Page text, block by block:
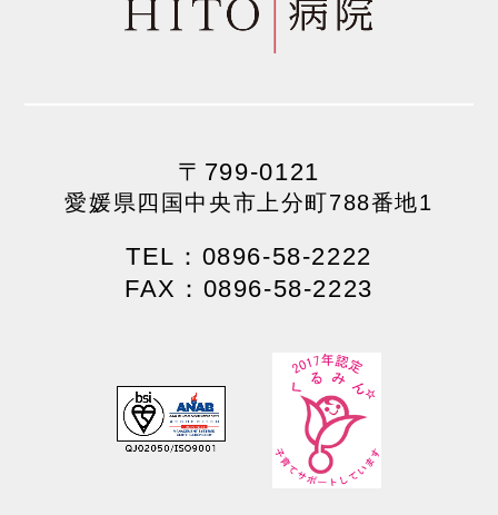
〒799-0121
愛媛県四国中央市上分町788番地1
TEL：0896-58-2222
FAX：0896-58-2223